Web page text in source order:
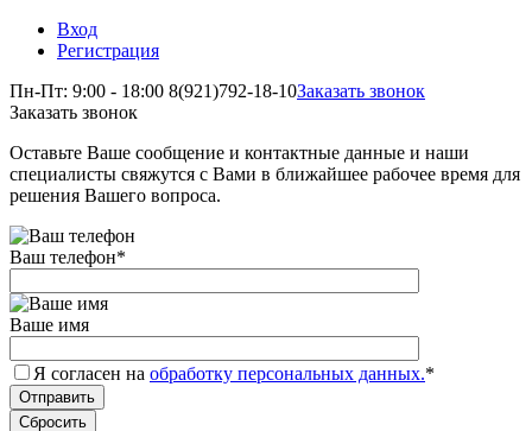
Вход
Регистрация
Пн-Пт: 9:00 - 18:00 8(921)792-18-10Заказать звонок
Заказать звонок
Оставьте Ваше сообщение и контактные данные и наши
специалисты свяжутся с Вами в ближайшее рабочее время для
решения Вашего вопроса.
Ваш телефон*
Ваше имя
Я согласен на обработку персональных данных.*